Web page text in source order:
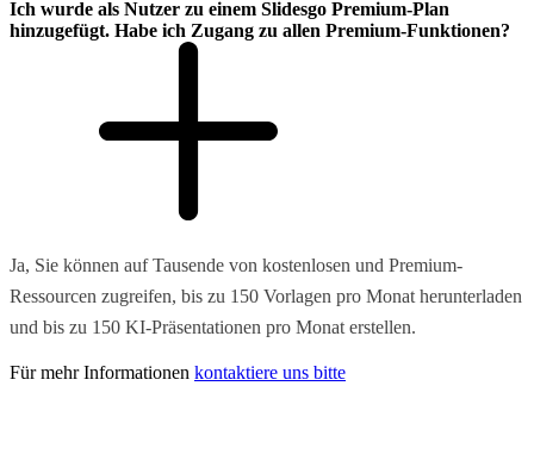
Ich wurde als Nutzer zu einem Slidesgo Premium-Plan
hinzugefügt. Habe ich Zugang zu allen Premium-Funktionen?
Ja, Sie können auf Tausende von kostenlosen und Premium-
Ressourcen zugreifen, bis zu 150 Vorlagen pro Monat herunterladen
und bis zu 150 KI-Präsentationen pro Monat erstellen.
Für mehr Informationen kontaktiere uns bitte